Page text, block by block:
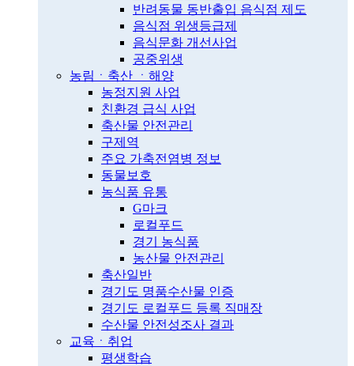
반려동물 동반출입 음식점 제도
음식점 위생등급제
음식문화 개선사업
공중위생
농림ㆍ축산 ㆍ해양
농정지원 사업
친환경 급식 사업
축산물 안전관리
구제역
주요 가축전염병 정보
동물보호
농식품 유통
G마크
로컬푸드
경기 농식품
농산물 안전관리
축산일반
경기도 명품수산물 인증
경기도 로컬푸드 등록 직매장
수산물 안전성조사 결과
교육ㆍ취업
평생학습